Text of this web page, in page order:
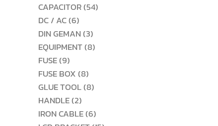
CAPACITOR 5454
DC / AC 66
สินค้า
DIN GEMAN 33
สินค้า
EQUIPMENT 88
FUSE 99
สินค้า
FUSE BOX 88
สินค้า
GLUE TOOL 88
HANDLE 22
สินค้า
IRON CABLE 66